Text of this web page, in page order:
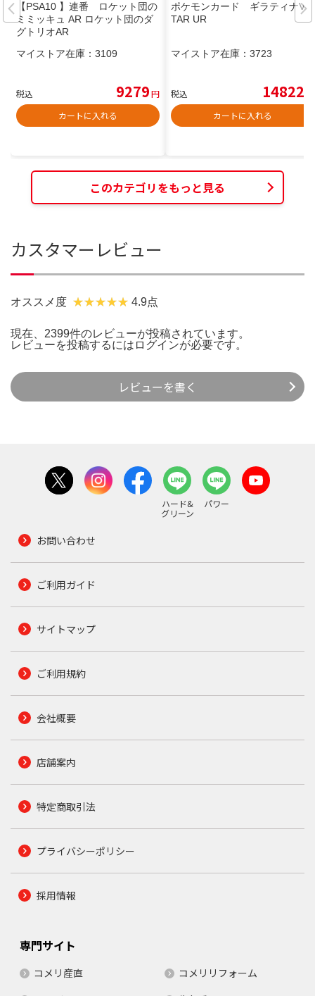
【PSA10 】連番 ロケット団の
ミミッキュ AR ロケット団のダ
グトリオAR
マイストア在庫： 3109
税込 9279円
カートに入れる
ポケモンカード ギラティナV S
TAR UR
マイストア在庫： 3723
税込 14822
カートに入れる
このカテゴリをもっと見る
カスタマーレビュー
オススメ度 4.9点
現在、2399件のレビューが投稿されています。
レビューを投稿するには ログインが必要です。
レビューを書く
ハード&
グリーン
パワー
お問い合わせ
ご利用ガイド
サイトマップ
ご利用規約
会社概要
店舗案内
特定商取引法
プライバシーポリシー
採用情報
専門サイト
コメリ産直
コメリリフォーム